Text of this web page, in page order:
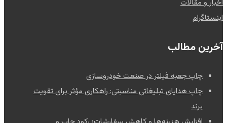
اخبار و مقالات
اینستاگرام
آخرین مطالب
چاپ جعبه فیلتر در صنعت خودروسازی
چاپ هدایای تبلیغاتی مناسبتی: راهکاری مؤثر برای تقویت
برند